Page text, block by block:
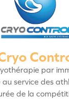
par
service des
de la